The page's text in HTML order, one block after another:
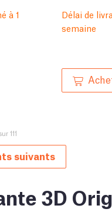
à 1
Délai de
semaine
111
suivants
3D